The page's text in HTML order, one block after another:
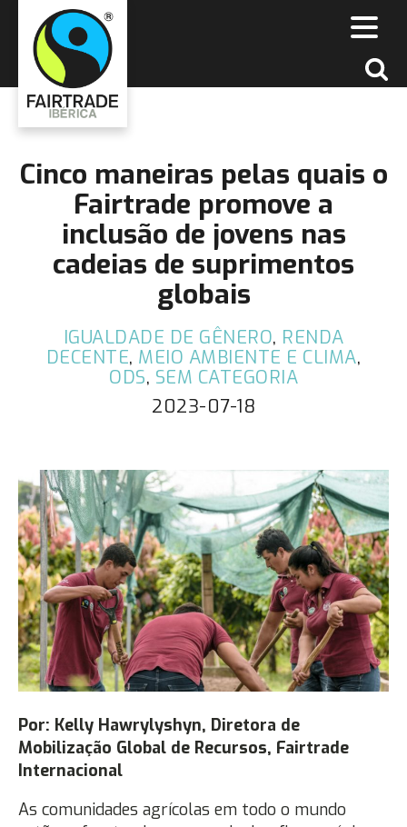
Cinco maneiras pelas quais o
Fairtrade promove a
inclusão de jovens nas
cadeias de suprimentos
globais
IGUALDADE DE GÊNERO, RENDA
DECENTE, MEIO AMBIENTE E CLIMA,
ODS, SEM CATEGORIA
2023-07-18
Por: Kelly Hawrylyshyn, Diretora de
Mobilização Global de Recursos, Fairtrade
Internacional
As comunidades agrícolas em todo o mundo